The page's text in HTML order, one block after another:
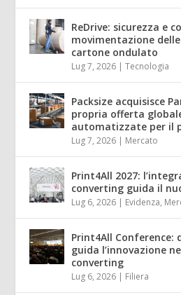
ReDrive: sicurezza e
movimentazione
cartone ondulato
Lug 7, 2026 |Tecnologia
Packsize acquisisce
propria offerta
automatizzate per il
Lug 7, 2026 Mercato
Print4All 2027:
converting guida il
Lug 6, 2026 Evidenza,
Print4All Conference:
guida l’innovazione
converting
Lug 6, 2026 Filiera